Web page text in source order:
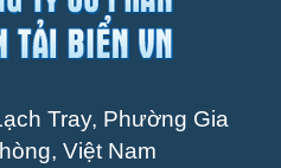
Tray, Phường Gia
Việt Nam